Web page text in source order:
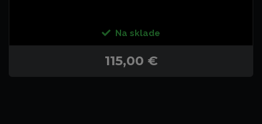
Na sklade
115,00 €